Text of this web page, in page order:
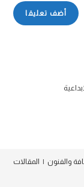
والفنون المقالات